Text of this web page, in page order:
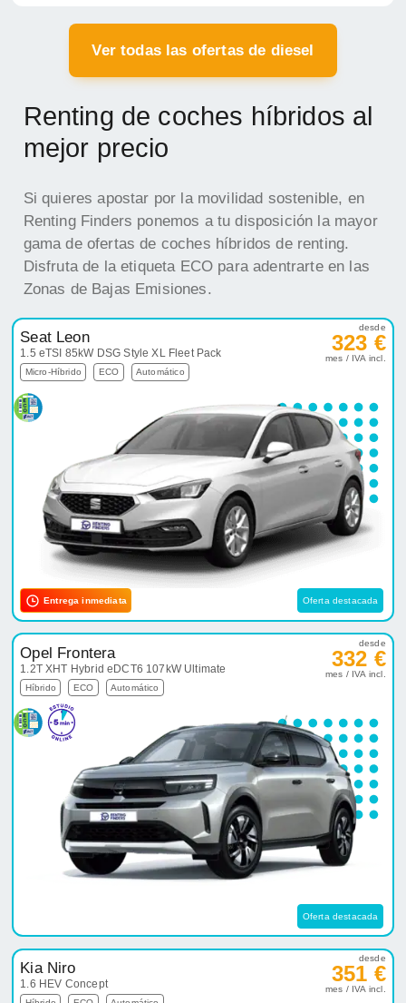
Ver todas las ofertas de diesel
Renting de coches híbridos al
mejor precio
Si quieres apostar por la movilidad sostenible, en
Renting Finders ponemos a tu disposición la mayor
gama de ofertas de coches híbridos de renting.
Disfruta de la etiqueta ECO para adentrarte en las
Zonas de Bajas Emisiones.
Seat Leon
1.5 eTSI 85kW DSG Style XL Fleet Pack
Micro-Híbrido ECO Automático
desde
323 €
mes / IVA incl.
Entrega inmediata Oferta destacada
Opel Frontera
1.2T XHT Hybrid eDCT6 107kW Ultimate
Híbrido ECO Automático
desde
332 €
mes / IVA incl.
Oferta destacada
Kia Niro
1.6 HEV Concept
desde
351 €
mes / IVA incl.